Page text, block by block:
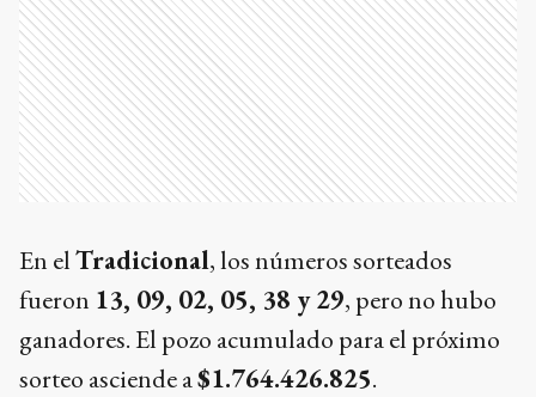
En elTradicional, los números sorteados
fueron 13, 09, 02, 05, 38 y 29, pero no hubo
ganadores. El pozo acumulado para el próximo
sorteo asciende a$1.764.426.825.